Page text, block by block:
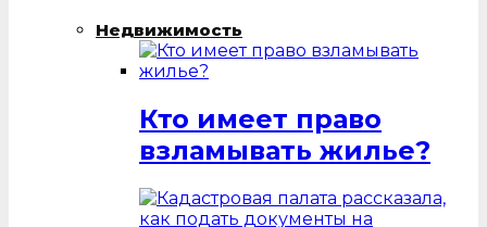
Недвижимость
Кто имеет право
взламывать жилье?